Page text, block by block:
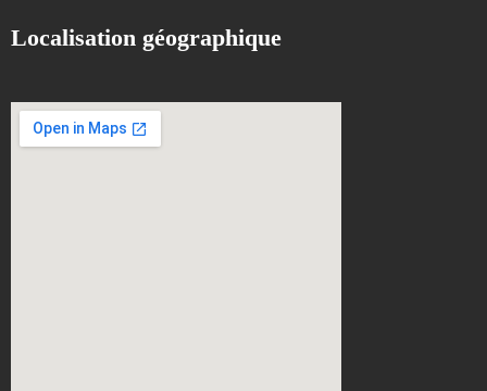
Localisation géographique